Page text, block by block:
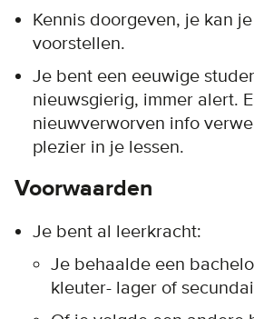
Kennis doorgeven, je kan
voorstellen.
Je bent een eeuwige
nieuwsgierig, immer alert.
nieuwverworven info
plezier in je lessen.
Voorwaarden
Je bent al leerkracht:
Je behaalde een
kleuter- lager of